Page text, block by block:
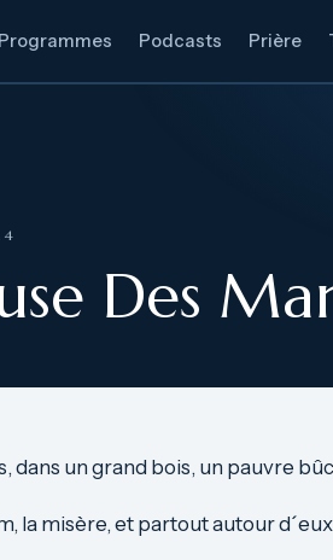
Programmes Podcasts Prière
Des
dans un grand bois, un pauvre
la misère, et partout autour